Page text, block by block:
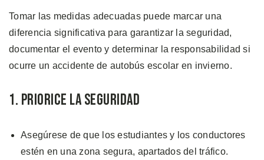
Tomar las medidas adecuadas puede marcar una
diferencia significativa para garantizar la seguridad,
documentar el evento y determinar la responsabilidad si
ocurre un accidente de autobús escolar en invierno.
1. Priorice la Seguridad
Asegúrese de que los estudiantes y los conductores
estén en una zona segura, apartados del tráfico.